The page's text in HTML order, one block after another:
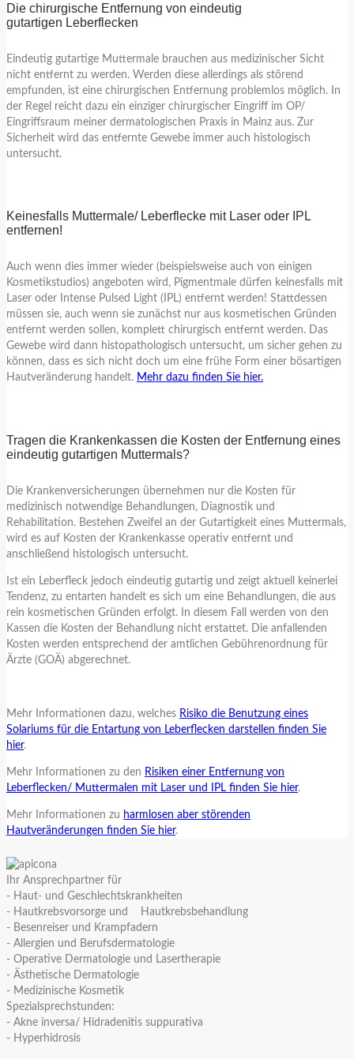
Die chirurgische Entfernung von eindeutig
gutartigen Leberflecken
Eindeutig gutartige Muttermale brauchen aus medizinischer Sicht
nicht entfernt zu werden. Werden diese allerdings als störend
empfunden, ist eine chirurgischen Entfernung problemlos möglich. In
der Regel reicht dazu ein einziger chirurgischer Eingriff im OP/
Eingriffsraum meiner dermatologischen Praxis in Mainz aus. Zur
Sicherheit wird das entfernte Gewebe immer auch histologisch
untersucht.
Keinesfalls Muttermale/ Leberflecke mit Laser oder IPL
entfernen!
Auch wenn dies immer wieder (beispielsweise auch von einigen
Kosmetikstudios) angeboten wird, Pigmentmale dürfen keinesfalls mit
Laser oder Intense Pulsed Light (IPL) entfernt werden! Stattdessen
müssen sie, auch wenn sie zunächst nur aus kosmetischen Gründen
entfernt werden sollen, komplett chirurgisch entfernt werden. Das
Gewebe wird dann histopathologisch untersucht, um sicher gehen zu
können, dass es sich nicht doch um eine frühe Form einer bösartigen
Hautveränderung handelt. Mehr dazu finden Sie hier.
Tragen die Krankenkassen die Kosten der Entfernung eines
eindeutig gutartigen Muttermals?
Die Krankenversicherungen übernehmen nur die Kosten für
medizinisch notwendige Behandlungen, Diagnostik und
Rehabilitation. Bestehen Zweifel an der Gutartigkeit eines Muttermals,
wird es auf Kosten der Krankenkasse operativ entfernt und
anschließend histologisch untersucht.
Ist ein Leberfleck jedoch eindeutig gutartig und zeigt aktuell keinerlei
Tendenz, zu entarten handelt es sich um eine Behandlungen, die aus
rein kosmetischen Gründen erfolgt. In diesem Fall werden von den
Kassen die Kosten der Behandlung nicht erstattet. Die anfallenden
Kosten werden entsprechend der amtlichen Gebührenordnung für
Ärzte (GOÄ) abgerechnet.
Mehr Informationen dazu, welches Risiko die Benutzung eines
Solariums für die Entartung von Leberflecken darstellen finden Sie
hier.
Mehr Informationen zu den Risiken einer Entfernung von
Leberflecken/ Muttermalen mit Laser und IPL finden Sie hier.
Mehr Informationen zu harmlosen aber störenden
Hautveränderungen finden Sie hier.
Ihr Ansprechpartner für
- Haut- und Geschlechtskrankheiten
- Hautkrebsvorsorge und Hautkrebsbehandlung
- Besenreiser und Krampfadern
- Allergien und Berufsdermatologie
- Operative Dermatologie und Lasertherapie
- Ästhetische Dermatologie
- Medizinische Kosmetik
Spezialsprechstunden:
- Akne inversa/ Hidradenitis suppurativa
- Hyperhidrosis